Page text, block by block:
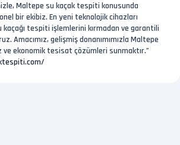
Maltepe su kaçak tespiti konusunda
bir ekibiz. En yeni teknolojik cihazları
tespiti işlemlerini kırmadan ve garantili
Amacımız, gelişmiş donanımımızla Maltepe
ve ekonomik tesisat çözümleri sunmaktır.”